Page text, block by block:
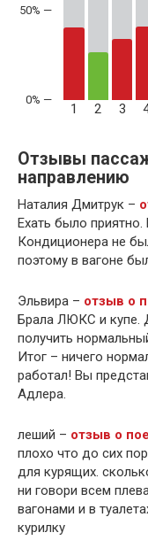
50% —
1 2 3
Отзывы
направлению
Наталия Дмитрук –
Ехать было
Кондиционера не
поэтому в вагоне
Эльвира – отзыв о
Брала ЛЮКС и купе.
получить
Итог – ничего
работал! Вы
Адлера.
леший – отзыв о
плохо что до сих
для курящих.
ни говори всем
вагонами и в
курилку